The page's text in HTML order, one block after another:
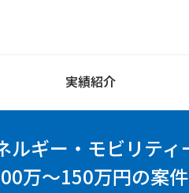
実績紹介
ルギー・モビリテ
万～150万円の案件